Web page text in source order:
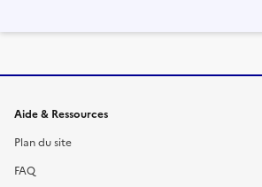
Informations et liens
Aide & Ressources
Plan du site
FAQ